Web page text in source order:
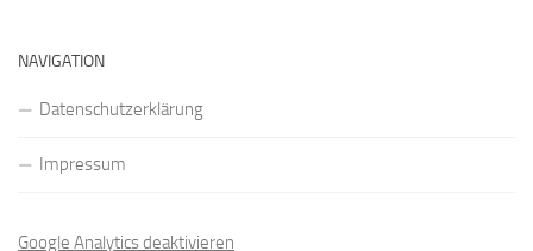
NAVIGATION
Datenschutzerklärung
Impressum
Google Analytics deaktivieren